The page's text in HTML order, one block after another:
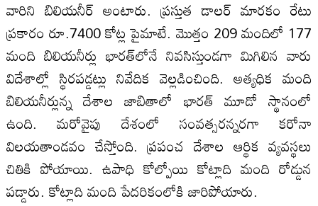
వారిని బిలియనీర్‌ అంటారు. ప్రస్తుత డాల‌ర్‌ మారకం రేటు
ప్రకారం రూ.7400 కోట్ల పైమాటే. మొత్తం 209 మందిలో 177
మంది బిలియనీర్లు భారత్‌లోనే నివసిస్తుండగా మిగిలిన వారు
విదేశాల్లో స్థిరపడ్డట్లు నివేదిక వెల్ల‌డించింది. అత్యధిక మంది
బిలియనీర్లున్న దేశాల‌ జాబితాలో భారత్‌ మూడో స్థానంలో
ఉంది. మరోవైపు దేశంలో సంవత్సరన్నరగా కరోనా
విలయతాండవం చేస్తోంది. ప్రపంచ దేశాల ఆర్థిక వ్యవస్థలు
చితికి పోయాయి. ఉపాధి కోల్పోయి కోట్లాది మంది రోడ్డున
పడ్డారు. కోట్లాది మంది పేదరికంలోకి జారిపోయారు.